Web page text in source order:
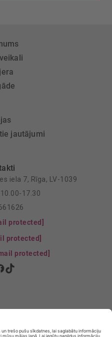
jautājumi
iela 7, Rīga, LV-1039
17.30
protected]
protected]
protected]